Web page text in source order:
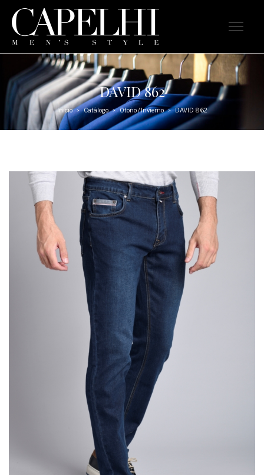
DAVID 862
Inicio > Catálogo > Otoño / Invierno > DAVID 862